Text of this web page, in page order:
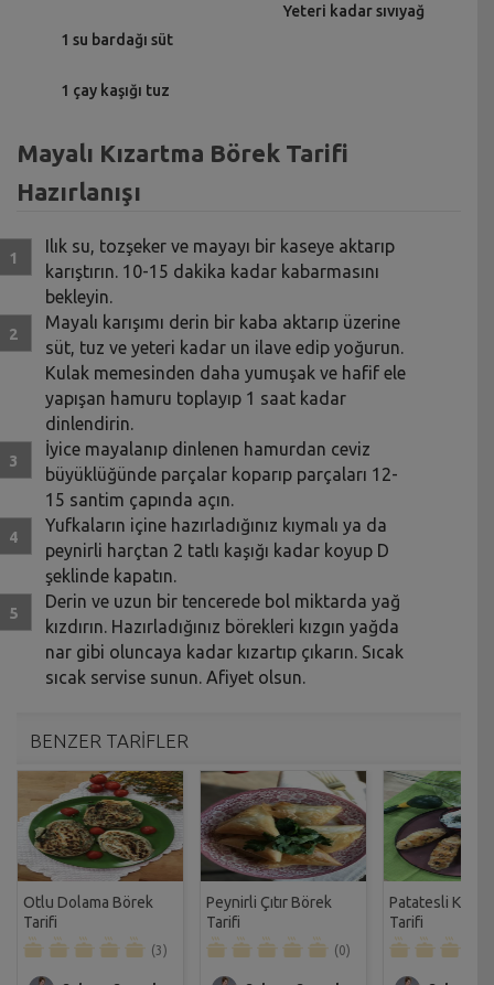
1 su bardağı süt
1 çay kaşığı tuz
Yeteri kadar sıvıyağ
Mayalı Kızartma Börek Tarifi
Hazırlanışı
Ilık su, tozşeker ve mayayı bir kaseye aktarıp
karıştırın. 10-15 dakika kadar kabarmasını
bekleyin.
Mayalı karışımı derin bir kaba aktarıp üzerine
süt, tuz ve yeteri kadar un ilave edip yoğurun.
Kulak memesinden daha yumuşak ve hafif ele
yapışan hamuru toplayıp 1 saat kadar
dinlendirin.
İyice mayalanıp dinlenen hamurdan ceviz
büyüklüğünde parçalar koparıp parçaları 12-
15 santim çapında açın.
Yufkaların içine hazırladığınız kıymalı ya da
peynirli harçtan 2 tatlı kaşığı kadar koyup D
şeklinde kapatın.
Derin ve uzun bir tencerede bol miktarda yağ
kızdırın. Hazırladığınız börekleri kızgın yağda
nar gibi oluncaya kadar kızartıp çıkarın. Sıcak
sıcak servise sunun. Afiyet olsun.
BENZER TARİFLER
Otlu Dolama Börek
Tarifi
(3)
Peynirli Çıtır Börek
Tarifi
(0)
Patatesli
Tarifi